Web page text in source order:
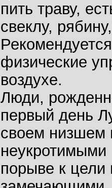
пить траву,
свеклу,
физические
воздухе.
Люди,
первый день
своем низшем
неукротимыми
порыве к цели